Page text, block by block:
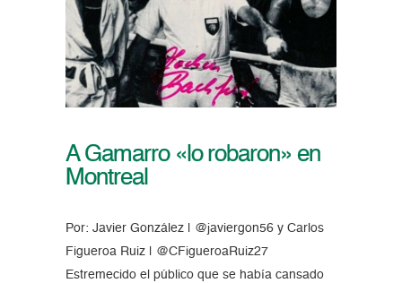
A Gamarro «lo robaron» en
Montreal
Por: Javier González | @javiergon56 y Carlos
Figueroa Ruiz | @CFigueroaRuiz27
Estremecido el público que se había cansado